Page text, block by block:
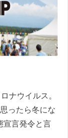
ナウイルス。
ったら冬にな
宣言発令と言